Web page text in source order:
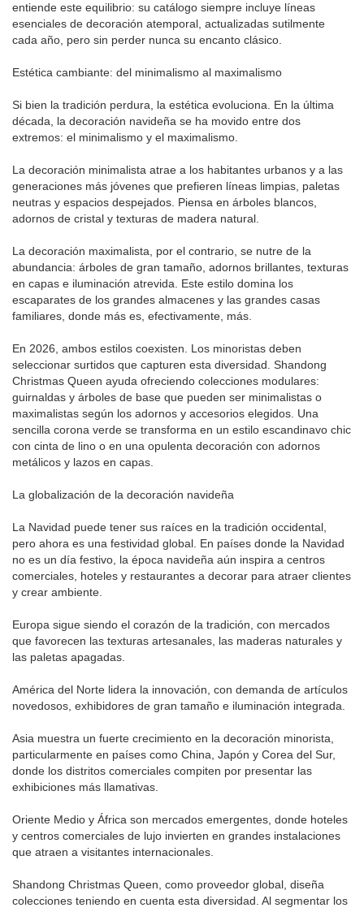
entiende este equilibrio: su catálogo siempre incluye líneas
esenciales de decoración atemporal, actualizadas sutilmente
cada año, pero sin perder nunca su encanto clásico.
Estética cambiante: del minimalismo al maximalismo
Si bien la tradición perdura, la estética evoluciona. En la última
década, la decoración navideña se ha movido entre dos
extremos: el minimalismo y el maximalismo.
La decoración minimalista atrae a los habitantes urbanos y a las
generaciones más jóvenes que prefieren líneas limpias, paletas
neutras y espacios despejados. Piensa en árboles blancos,
adornos de cristal y texturas de madera natural.
La decoración maximalista, por el contrario, se nutre de la
abundancia: árboles de gran tamaño, adornos brillantes, texturas
en capas e iluminación atrevida. Este estilo domina los
escaparates de los grandes almacenes y las grandes casas
familiares, donde más es, efectivamente, más.
En 2026, ambos estilos coexisten. Los minoristas deben
seleccionar surtidos que capturen esta diversidad. Shandong
Christmas Queen ayuda ofreciendo colecciones modulares:
guirnaldas y árboles de base que pueden ser minimalistas o
maximalistas según los adornos y accesorios elegidos. Una
sencilla corona verde se transforma en un estilo escandinavo chic
con cinta de lino o en una opulenta decoración con adornos
metálicos y lazos en capas.
La globalización de la decoración navideña
La Navidad puede tener sus raíces en la tradición occidental,
pero ahora es una festividad global. En países donde la Navidad
no es un día festivo, la época navideña aún inspira a centros
comerciales, hoteles y restaurantes a decorar para atraer clientes
y crear ambiente.
Europa sigue siendo el corazón de la tradición, con mercados
que favorecen las texturas artesanales, las maderas naturales y
las paletas apagadas.
América del Norte lidera la innovación, con demanda de artículos
novedosos, exhibidores de gran tamaño e iluminación integrada.
Asia muestra un fuerte crecimiento en la decoración minorista,
particularmente en países como China, Japón y Corea del Sur,
donde los distritos comerciales compiten por presentar las
exhibiciones más llamativas.
Oriente Medio y África son mercados emergentes, donde hoteles
y centros comerciales de lujo invierten en grandes instalaciones
que atraen a visitantes internacionales.
Shandong Christmas Queen, como proveedor global, diseña
colecciones teniendo en cuenta esta diversidad. Al segmentar los